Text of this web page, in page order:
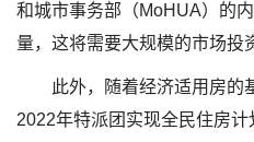
和城市事务部（MoHUA）的
量，这将需要大规模的市场投
此外，随着经济适用房的
2022年特派团实现全民住房